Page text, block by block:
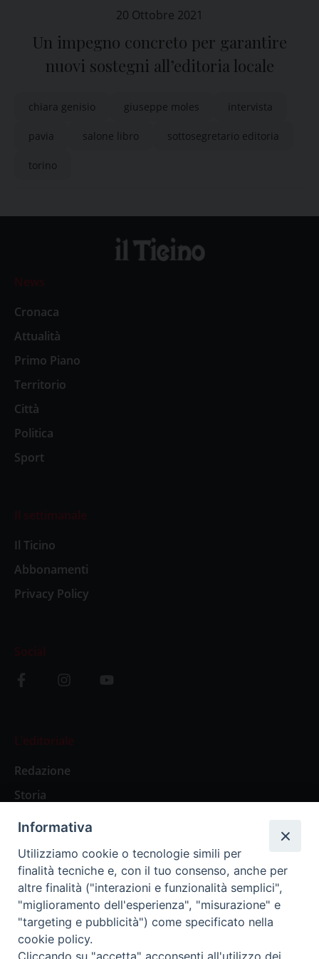
20 Ottobre 2021
Un impegno concreto per garantire
nuovi sostegni all’editoria locale
chiara genisio giuseppe moles intervista
pavia salone libro sottosegretario editoria
torino
News
Cronaca
Attualità
Primo Piano
Territorio
Città
Politica
Sport
Il settimanale
Il Ticino
Abbonamenti
Privacy Policy
Social
L’editoriale
Redazione
Storia
Abbonamenti
Abbonamento Annuale Digitale
Abbonamento Annuale Cartaceo
Abbonamento Singola Copia Digitale
Informativa
Utilizziamo cookie o tecnologie simili per
finalità tecniche e, con il tuo consenso, anche per
altre finalità ("interazioni e funzionalità semplici",
"miglioramento dell'esperienza", "misurazione" e
"targeting e pubblicità") come specificato nella
cookie policy.